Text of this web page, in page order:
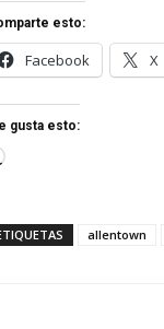
esto:
Facebook X
gusta esto:
Cargando...
allentown